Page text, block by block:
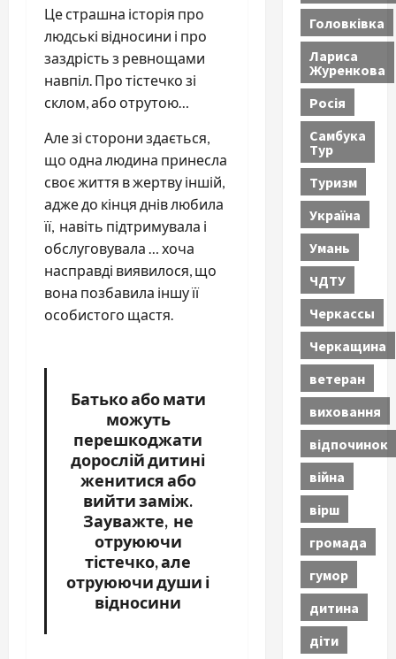
Це страшна історія про
людські відносини і про
заздрість з ревнощами
навпіл. Про тістечко зі
склом, або отрутою…
Але зі сторони здається,
що одна людина принесла
своє життя в жертву іншій,
адже до кінця днів любила
її, навіть підтримувала і
обслуговувала … хоча
насправді виявилося, що
вона позбавила іншу її
особистого щастя.
Батько або мати
можуть
перешкоджати
дорослій дитині
женитися або
вийти заміж.
Зауважте, не
отруюючи
тістечко, але
отруюючи души і
відносини
Головківка
Лариса
Журенкова
Росія
Самбука
Тур
Туризм
Україна
Умань
ЧДТУ
Черкассы
Черкащина
ветеран
виховання
відпочинок
війна
вірш
громада
гумор
дитина
діти